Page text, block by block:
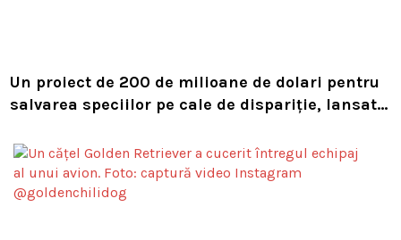
Un proiect de 200 de milioane de dolari pentru
salvarea speciilor pe cale de dispariție, lansat